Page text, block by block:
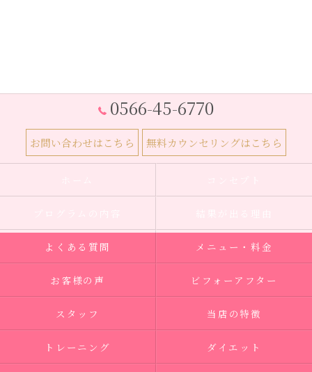
0566-45-6770
お問い合わせはこちら 無料カウンセリングはこちら
よくある質問 メニュー・料金
お客様の声 ビフォーアフター
スタッフ 当店の特徴
トレーニング ダイエット